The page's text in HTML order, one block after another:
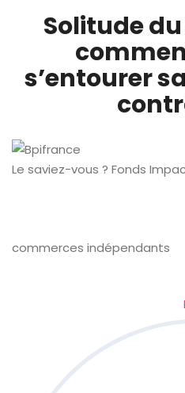
Solitude
s’entourer
Le saviez-vous ? Fonds
commerces indépendants